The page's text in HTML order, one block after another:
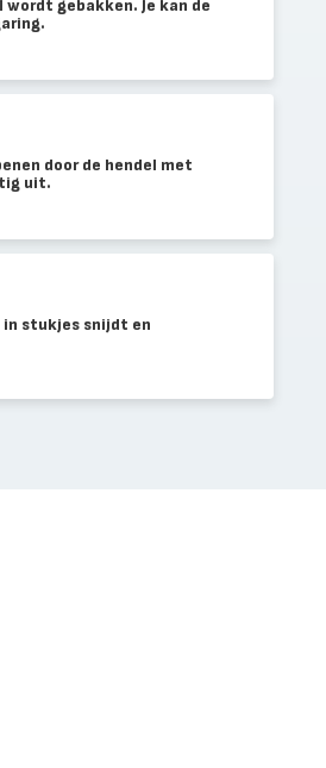
gebakken. Je kan de
door de hendel met
uit.
stukjes snijdt en